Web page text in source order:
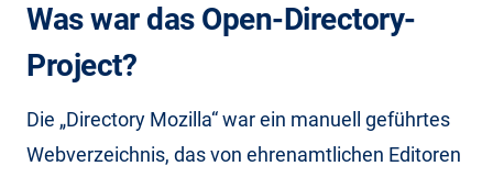
Was war das Open-Directory-
Project?
Die „Directory Mozilla“ war ein manuell geführtes
Webverzeichnis, das von ehrenamtlichen Editoren